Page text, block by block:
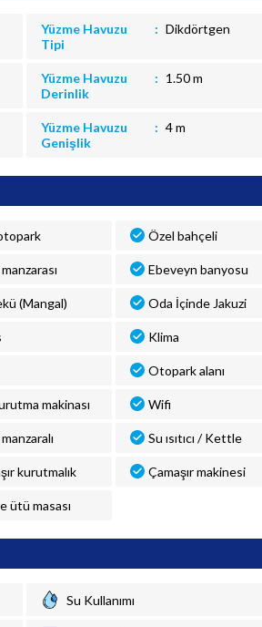
Yüzme Havuzu
Tipi
Dikdörtgen
Yüzme Havuzu
Derinlik
1.50 m
Yüzme Havuzu
Genişlik
4 m
Özel bahçeli
Ebeveyn banyosu
(Mangal) Oda İçinde Jakuzi
Klima
Otopark alanı
makinası Wifi
Su ısıtıcı / Kettle
kurutmalık Çamaşır makinesi
ütü masası
Su Kullanımı